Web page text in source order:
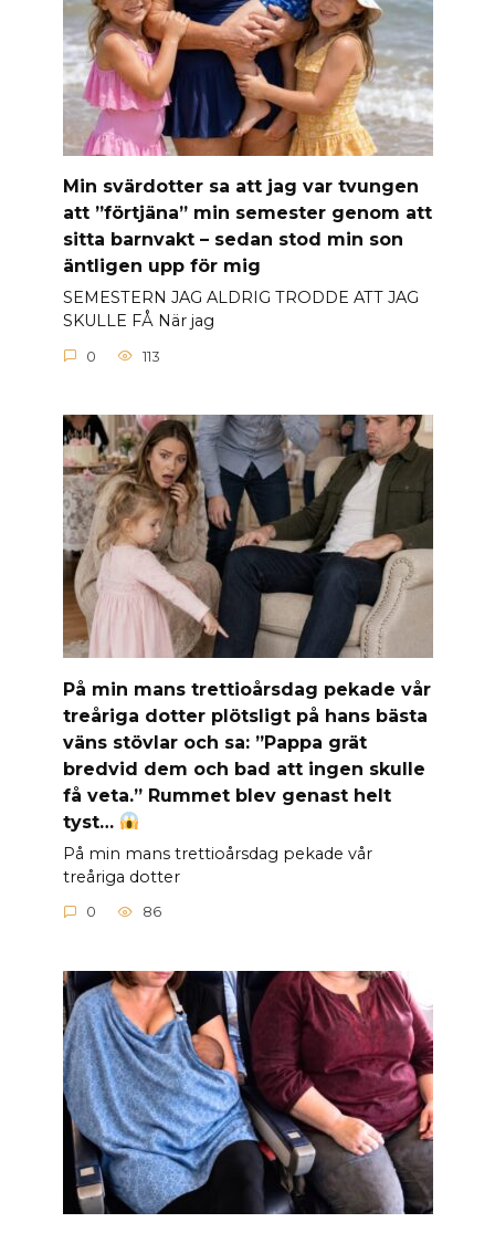
Min svärdotter sa att jag var tvungen
att ”förtjäna” min semester genom att
sitta barnvakt – sedan stod min son
äntligen upp för mig
SEMESTERN JAG ALDRIG TRODDE ATT JAG
SKULLE FÅ När jag
0 113
På min mans trettioårsdag pekade vår
treåriga dotter plötsligt på hans bästa
väns stövlar och sa: ”Pappa grät
bredvid dem och bad att ingen skulle
få veta.” Rummet blev genast helt
tyst…
På min mans trettioårsdag pekade vår
treåriga dotter
0 86